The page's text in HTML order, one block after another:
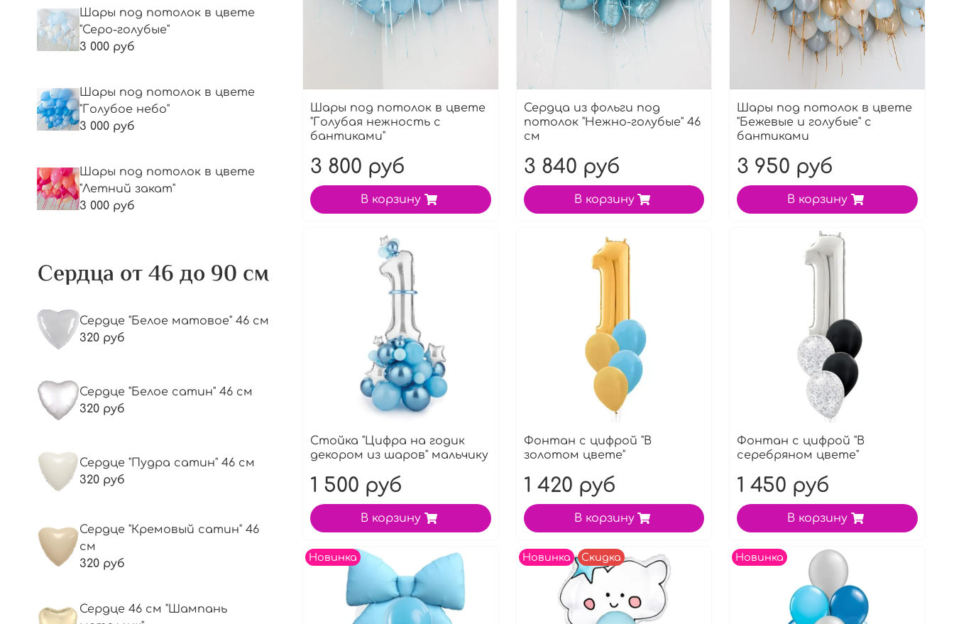
Шары под потолок в цвете
"Голубая нежность с
бантиками"
3 800 руб
В корзину
Сердца из фольги под
потолок "Нежно-голубые" 46
см
3 840 руб
В корзину
Шары под потолок в цвете
"Бежевые и голубые" с
бантиками
3 950 руб
В корзину
Стойка "Цифра на годик
декором из шаров" мальчику
1 500 руб
В корзину
Фонтан с цифрой "В
золотом цвете"
1 420 руб
В корзину
Фонтан с цифрой "В
серебряном цвете"
1 450 руб
В корзину
Новинка Новинка Скидка Новинка
Шары под потолок в цвете
"Серо-голубые"
3 000 руб
Шары под потолок в цвете
"Голубое небо"
3 000 руб
Шары под потолок в цвете
"Летний закат"
3 000 руб
Сердца от 46 до 90 см
Сердце "Белое матовое" 46 см
320 руб
Сердце "Белое сатин" 46 см
320 руб
Сердце "Пудра сатин" 46 см
320 руб
Сердце "Кремовый сатин" 46
см
320 руб
Сердце 46 см "Шампань